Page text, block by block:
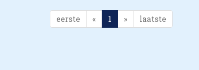
eerste « 1 » laatste